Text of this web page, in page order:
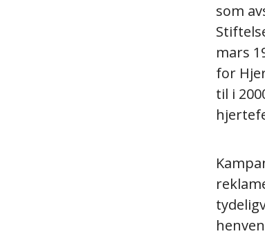
som
mars
for
til i